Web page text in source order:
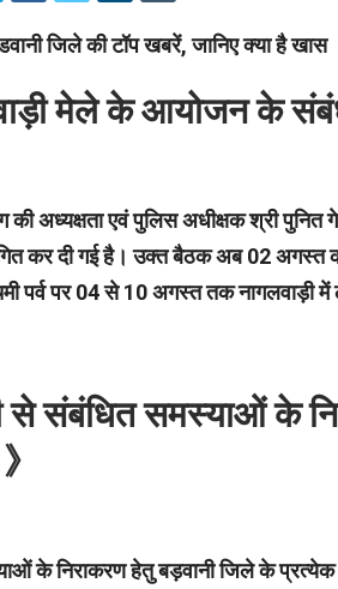
जिले की टॉप खबरें, जानिए क्या है खास
मेले के आयोजन के
अध्यक्षता एवं पुलिस अधीक्षक श्री
कर दी गई है। उक्त बैठक अब 02 अगस्त
पर्व पर 04 से 10 अगस्त तक
संबंधित समस्याओं के
के निराकरण हेतु बड़वानी जिले के